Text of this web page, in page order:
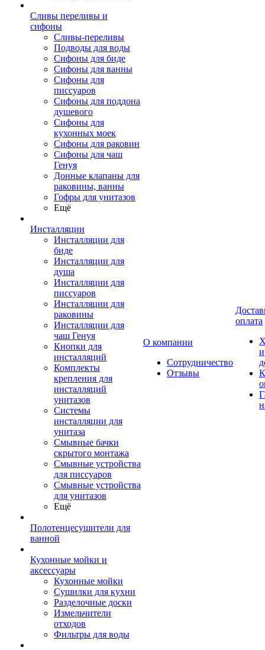
Сливы переливы и
сифоны
Сливы-переливы
Подводы для воды
Сифоны для биде
Сифоны для ванны
Сифоны для
писсуаров
Сифоны для поддона
душевого
Сифоны для
кухонных моек
Сифоны для раковин
Сифоны для чаш
Генуя
Донные клапаны для
раковины, ванны
Гофры для унитазов
Ещё
Инсталляции
Инсталляции для
биде
Инсталляции для
душа
Инсталляции для
писсуаров
Инсталляции для
раковины
Инсталляции для
чаш Генуя
Кнопки для
инсталляций
Комплекты
крепления для
инсталляций
унитазов
Системы
инсталляции для
унитаза
Смывные бачки
скрытого монтажа
Смывные устройства
для писсуаров
Смывные устройства
для унитазов
Ещё
Полотенцесушители для
ванной
Кухонные мойки и
аксессуары
Кухонные мойки
Сушилки для кухни
Разделочные доски
Измельчители
отходов
Фильтры для воды
О компании
Сотрудничество
Отзывы
оплата
и